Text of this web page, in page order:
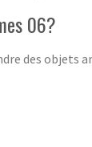
06?
des